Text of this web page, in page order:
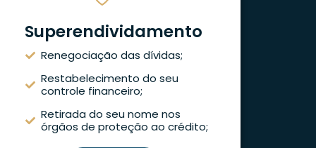
Superendividamento
Renegociação das dívidas;
Restabelecimento do seu
controle financeiro;
Retirada do seu nome nos
órgãos de proteção ao crédito;